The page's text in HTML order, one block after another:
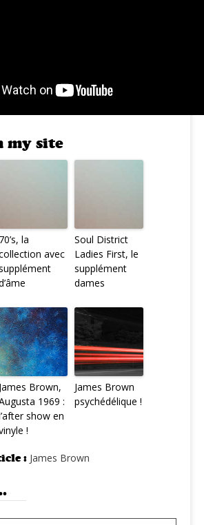
my site
70’s, la
avec
Soul District
Ladies First, le
supplément
dames
James Brown,
1969 :
show en
!
James Brown
psychédélique !
: James Brown